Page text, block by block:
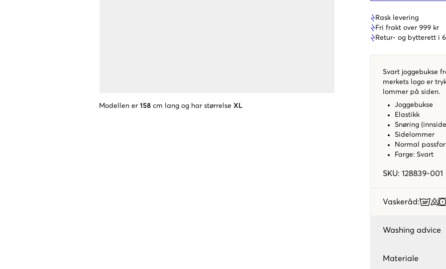
Modellen er 158 cm lang og har størrelse XL
Rask levering
Fri frakt over 999 kr
Retur- og bytterett i
Svart joggebukse
merkets logo er
lommer på siden.
Joggebukse
Elastikk
Snøring
Sidelommer
Normal
Farge: Svart
SKU: 128839-001
Vaskeråd:
Washing advice
Materiale